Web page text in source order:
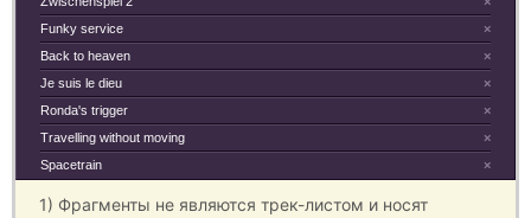
×
Funky service
×
Back to heaven
×
Je suis le dieu
×
Ronda's trigger
×
Travelling without moving
×
Spacetrain
1) Фрагменты не являются трек-листом и носят